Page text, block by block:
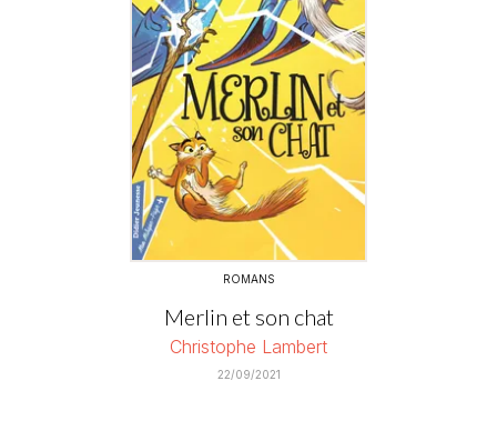
ROMANS
Merlin et son chat
Christophe Lambert
22/09/2021